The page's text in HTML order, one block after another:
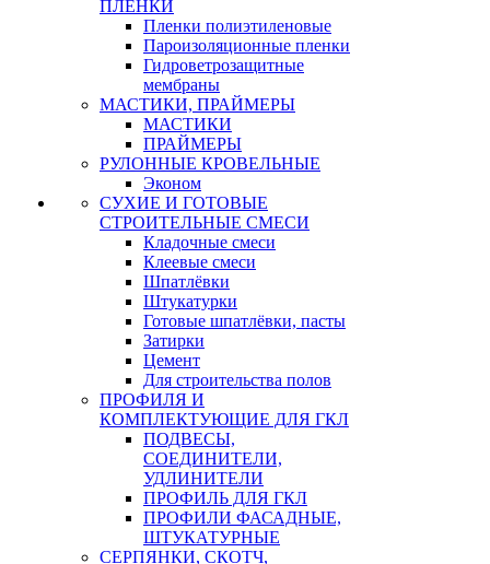
ПЛЁНКИ
Пленки полиэтиленовые
Пароизоляционные пленки
Гидроветрозащитные
мембраны
МАСТИКИ, ПРАЙМЕРЫ
МАСТИКИ
ПРАЙМЕРЫ
РУЛОННЫЕ КРОВЕЛЬНЫЕ
Эконом
СУХИЕ И ГОТОВЫЕ
СТРОИТЕЛЬНЫЕ СМЕСИ
Кладочные смеси
Клеевые смеси
Шпатлёвки
Штукатурки
Готовые шпатлёвки, пасты
Затирки
Цемент
Для строительства полов
ПРОФИЛЯ И
КОМПЛЕКТУЮЩИЕ ДЛЯ ГКЛ
ПОДВЕСЫ,
СОЕДИНИТЕЛИ,
УДЛИНИТЕЛИ
ПРОФИЛЬ ДЛЯ ГКЛ
ПРОФИЛИ ФАСАДНЫЕ,
ШТУКАТУРНЫЕ
СЕРПЯНКИ, СКОТЧ,